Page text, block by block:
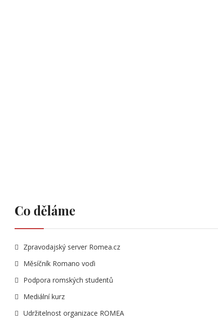
Co děláme
Zpravodajský server Romea.cz
Měsíčník Romano voďi
Podpora romských studentů
Mediální kurz
Udržitelnost organizace ROMEA